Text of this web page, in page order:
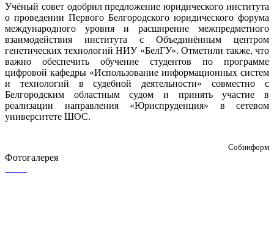
Учёный совет одобрил предложение юридического института
о проведении Первого Белгородского юридического форума
международного уровня и расширение межпредметного
взаимодействия института с Объединённым центром
генетических технологий НИУ «БелГУ». Отметили также, что
важно обеспечить обучение студентов по программе
цифровой кафедры «Использование информационных систем
и технологий в судебной деятельности» совместно с
Белгородским областным судом и принять участие в
реализации направления «Юриспруденция» в сетевом
университете ШОС.
Собинформ
Фотогалерея